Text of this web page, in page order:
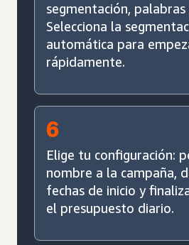
segmentación, palabras
Selecciona la
automática para
rápidamente.
6
Elige tu configuración:
nombre a la campaña,
fechas de inicio y
el presupuesto diario.